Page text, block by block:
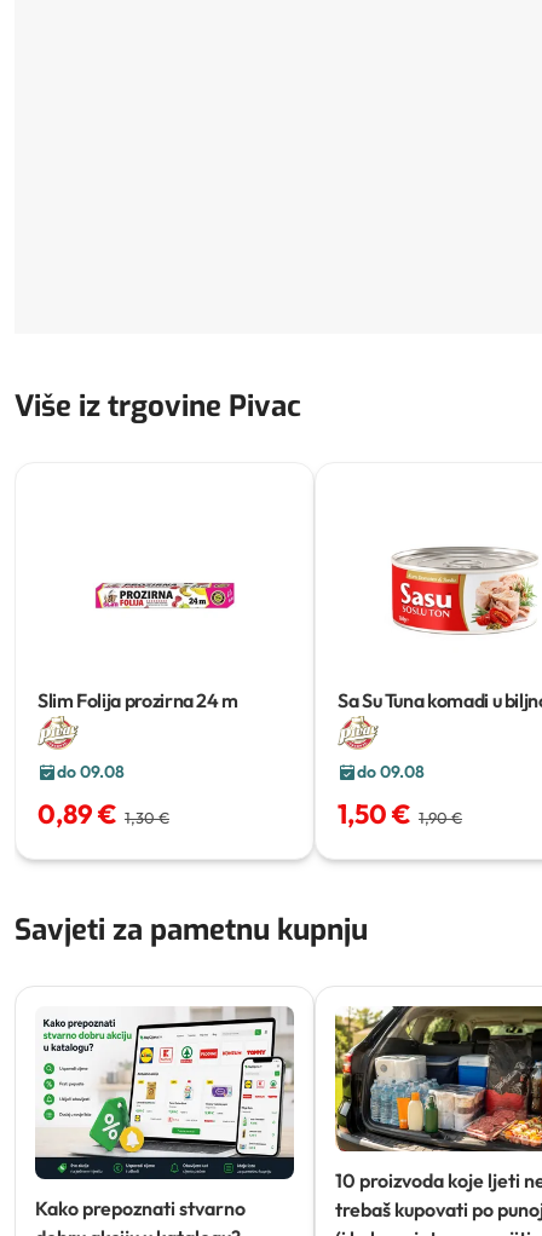
Više iz trgovine Pivac
Slim Folija prozirna24 m
do 09.08
0,89 € 1,30 €
Sa Su Tuna komadi u
ulju/ u ulju s okusom
160g
do 09.08
1,50 € 1,90 €
Savjeti za pametnu kupnju
Kako prepoznati stvarno
10 proizvoda koje ljeti
trebaš kupovati po